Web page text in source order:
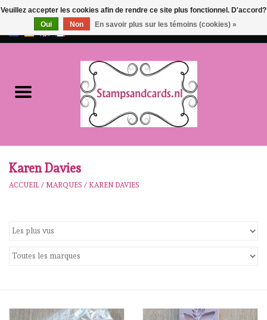
EUR/
NOUVEAU!!
Notre Marques
Karen Davies
ACCUEIL / MARQUES / KAREN DAVIES
Veuillez accepter les cookies afin de rendre ce site plus fonctionnel. D'accord?
Oui
Non En savoir plus sur les témoins (cookies) »